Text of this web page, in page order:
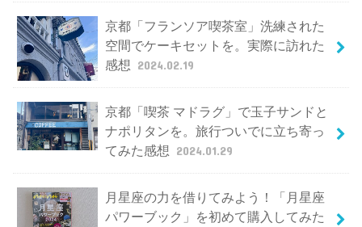
京都「フランソア喫茶室」洗練された
空間でケーキセットを。実際に訪れた
感想 2024.02.19
京都「喫茶 マドラグ」で玉子サンドと
ナポリタンを。旅行ついでに立ち寄っ
てみた感想 2024.01.29
月星座の力を借りてみよう！「月星座
パワーブック」を初めて購入してみた